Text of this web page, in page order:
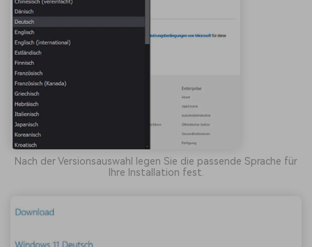
Nach der Versionsauswahl legen Sie die passende Sprache für
Ihre Installation fest.